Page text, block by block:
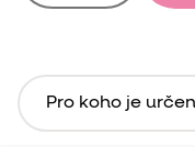
Pro koho je